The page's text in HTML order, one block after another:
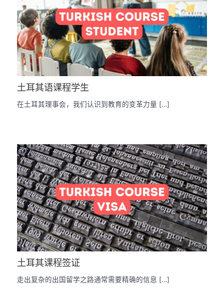
土耳其语课程学生
在土耳其理事会，我们认识到教育的变革力量 […]
土耳其课程签证
走出复杂的出国留学之路通常需要精确的信息 […]